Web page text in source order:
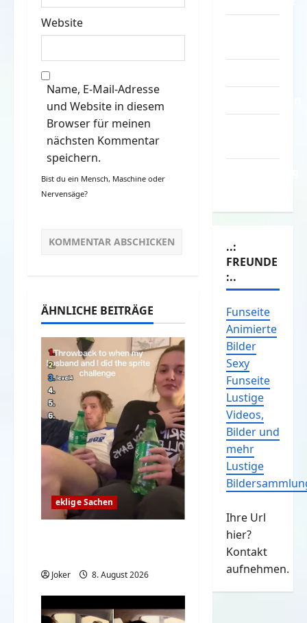
Website
Name, E-Mail-Adresse
und Website in diesem
Browser für meinen
nächsten Kommentar
speichern.
Bist du ein Mensch, Maschine oder
Nervensäge?
ÄHNLICHE BEITRÄGE
eklige Sachen
Joker 8. August 2026
..:
FREUNDE
:..
Funseite
Animierte
Bilder
Sexy
Funseite
Lustige
Videos,
Bilder und
mehr
Lustige
Ihre Url
hier?
Kontakt
aufnehmen.